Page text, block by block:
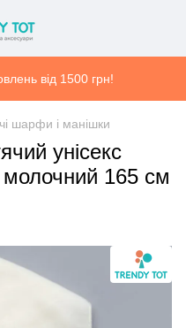
від 1500 грн!
шарфи і манішки
унісекс
165 см